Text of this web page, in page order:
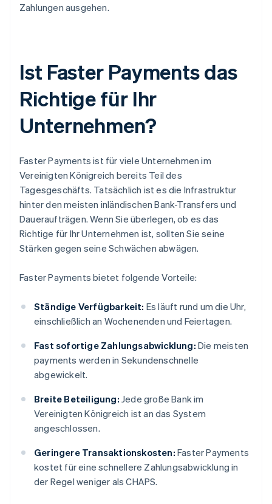
Zahlungen ausgehen.
Ist Faster Payments das
Richtige für Ihr
Unternehmen?
Faster Payments ist für viele Unternehmen im
Vereinigten Königreich bereits Teil des
Tagesgeschäfts. Tatsächlich ist es die Infrastruktur
hinter den meisten inländischen Bank-Transfers und
Daueraufträgen. Wenn Sie überlegen, ob es das
Richtige für Ihr Unternehmen ist, sollten Sie seine
Stärken gegen seine Schwächen abwägen.
Faster Payments bietet folgende Vorteile:
Ständige Verfügbarkeit: Es läuft rund um die Uhr,
einschließlich an Wochenenden und Feiertagen.
Fast sofortige Zahlungsabwicklung: Die meisten
payments werden in Sekundenschnelle
abgewickelt.
Breite Beteiligung: Jede große Bank im
Vereinigten Königreich ist an das System
angeschlossen.
Geringere Transaktionskosten: Faster Payments
kostet für eine schnellere Zahlungsabwicklung in
der Regel weniger als CHAPS.